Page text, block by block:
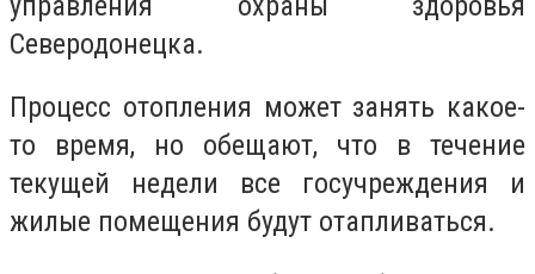
Северодонецка.
Процесс отопления может занять какое-
то время, но обещают, что в течение
текущей недели все госучреждения и
жилые помещения будут отапливаться.